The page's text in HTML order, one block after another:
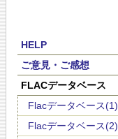
HELP
ご意見・ご感想
FLACデータベース
Flacデータベース(1)
Flacデータベース(2)